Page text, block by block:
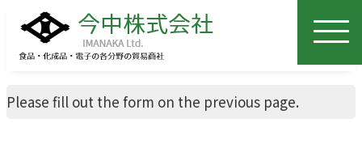
Please fill out the form on the previous page.